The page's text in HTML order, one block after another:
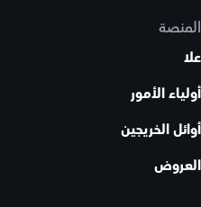
المنصة
علا
أولياء الأمور
أوائل الخريجين
العروض